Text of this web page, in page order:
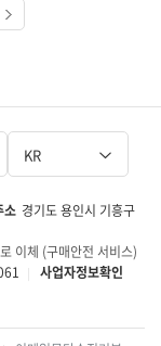
다음
소 경기도 용인시 기흥구
이체 (구매안전 서비스)
사업자정보확인
KR